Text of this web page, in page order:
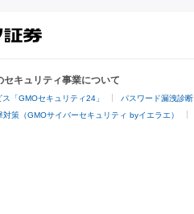
キュリティ事業について
「GMOセキュリティ24」 パスワード漏洩診断
対策（GMOサイバーセキュリティ byイエラエ）